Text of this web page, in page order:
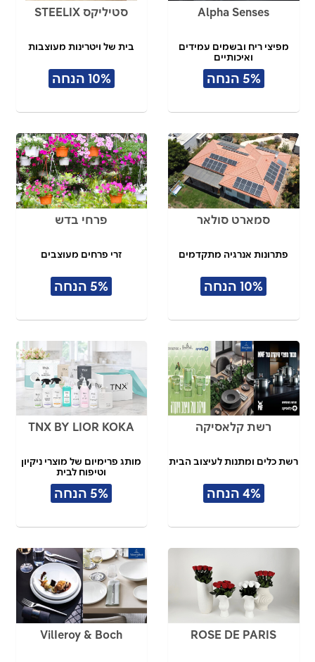
Alpha Senses
מפיצי ריח ובשמים עמידים
ואיכותיים
5% הנחה
סטיליקס STEELIX
בית של ויטרינות מעוצבות
10% הנחה
סמארט סולאר
פתרונות אנרגיה מתקדמים
10% הנחה
פרחי בדש
זרי פרחים מעוצבים
5% הנחה
רשת קלאסיקה
רשת כלים ומתנות לעיצוב הבית
4% הנחה
TNX BY LIOR KOKA
מותג פרימיום של מוצרי ניקיון
וטיפוח לבית
5% הנחה
ROSE DE PARIS
VilIeroy & Boch